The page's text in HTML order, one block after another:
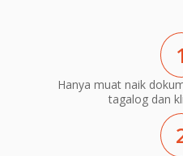
1
Hanya muat naik
tagalog dan